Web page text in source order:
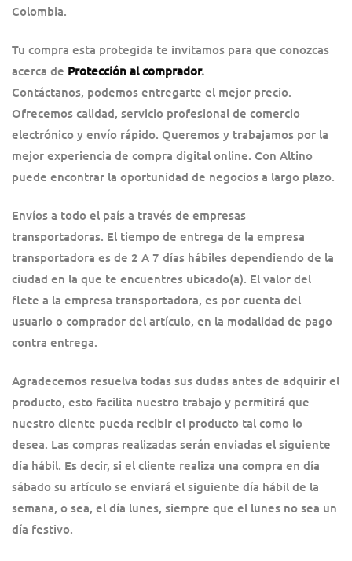
Colombia.
Tu compra esta protegida te invitamos para que conozcas
acerca de Protección al comprador.
Contáctanos, podemos entregarte el mejor precio.
Ofrecemos calidad, servicio profesional de comercio
electrónico y envío rápido. Queremos y trabajamos por la
mejor experiencia de compra digital online. Con Altino
puede encontrar la oportunidad de negocios a largo plazo.
Envíos a todo el país a través de empresas
transportadoras. El tiempo de entrega de la empresa
transportadora es de 2 A 7 días hábiles dependiendo de la
ciudad en la que te encuentres ubicado(a). El valor del
flete a la empresa transportadora, es por cuenta del
usuario o comprador del artículo, en la modalidad de pago
contra entrega.
Agradecemos resuelva todas sus dudas antes de adquirir el
producto, esto facilita nuestro trabajo y permitirá que
nuestro cliente pueda recibir el producto tal como lo
desea. Las compras realizadas serán enviadas el siguiente
día hábil. Es decir, si el cliente realiza una compra en día
sábado su artículo se enviará el siguiente día hábil de la
semana, o sea, el día lunes, siempre que el lunes no sea un
día festivo.